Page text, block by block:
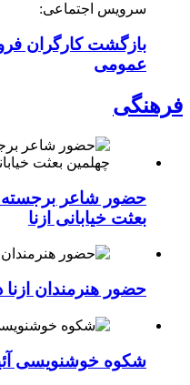
سرویس اجتماعی:
بازگشت کارگران
عمومی
فرهنگی
حضور شاعر
بعثت خیابانی ازنا
حضور هنرمندان
شکوه خوشنویسی